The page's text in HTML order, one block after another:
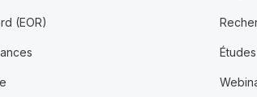
(EOR)